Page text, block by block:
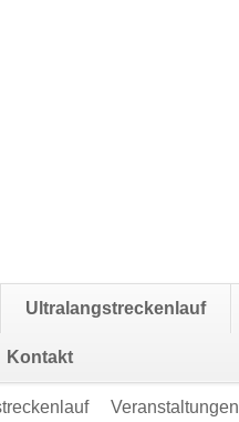
Ultralangstreckenlauf
Kontakt
Veranstaltungen